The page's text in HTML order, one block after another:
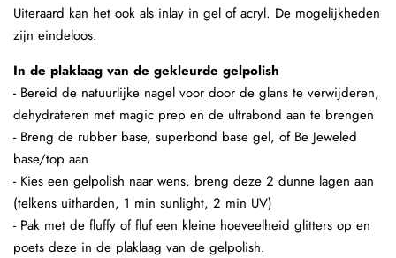
Uiteraard kan het ook als inlay in gel of acryl. De mogelijkheden
zijn eindeloos.
In de plaklaag van de gekleurde gelpolish
- Bereid de natuurlijke nagel voor door de glans te verwijderen,
dehydrateren met magic prep en de ultrabond aan te brengen
- Breng de rubber base, superbond base gel, of Be Jeweled
base/top aan
- Kies een gelpolish naar wens, breng deze 2 dunne lagen aan
(telkens uitharden, 1 min sunlight, 2 min UV)
- Pak met de fluffy of fluf een kleine hoeveelheid glitters op en
poets deze in de plaklaag van de gelpolish.